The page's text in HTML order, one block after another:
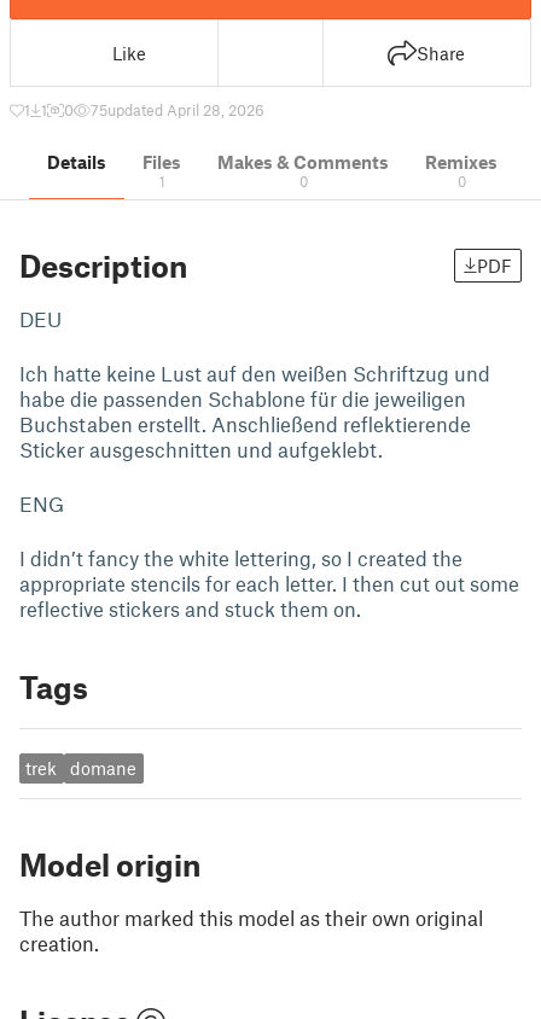
Like Share
1 1 0 75updated April 28, 2026
Details Files
1
Makes & Comments
0
Remixes
0
Description PDF
DEU
Ich hatte keine Lust auf den weißen Schriftzug und
habe die passenden Schablone für die jeweiligen
Buchstaben erstellt. Anschließend reflektierende
Sticker ausgeschnitten und aufgeklebt.
ENG
I didn’t fancy the white lettering, so I created the
appropriate stencils for each letter. I then cut out some
reflective stickers and stuck them on.
Tags
trek domane
Model origin
The author marked this model as their own original
creation.